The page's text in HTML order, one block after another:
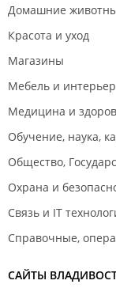
Домашние
Красота и уход
Магазины
Мебель и интерьер
Медицина и
Обучение, наука,
Общество,
Охрана и
Связь и IT
Справочные,
САЙТЫ